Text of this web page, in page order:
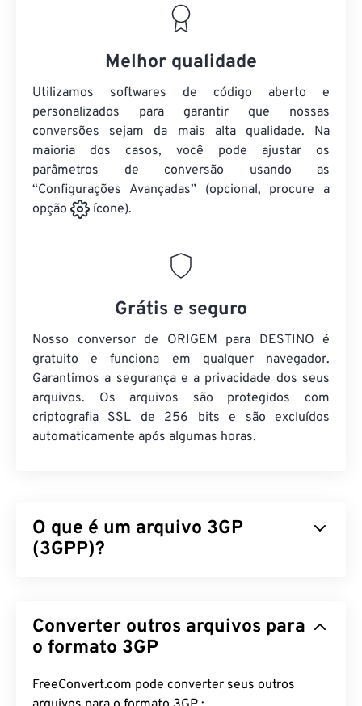
Melhor qualidade
Utilizamos softwares de código aberto e
personalizados para garantir que nossas
conversões sejam da mais alta qualidade. Na
maioria dos casos, você pode ajustar os
parâmetros de conversão usando as
“Configurações Avançadas” (opcional, procure a
opção
ícone).
Grátis e seguro
Nosso conversor de ORIGEM para DESTINO é
gratuito e funciona em qualquer navegador.
Garantimos a segurança e a privacidade dos seus
arquivos. Os arquivos são protegidos com
criptografia SSL de 256 bits e são excluídos
automaticamente após algumas horas.
O que é um arquivo 3GP
(3GPP)?
telecomunicações móveis (UMTS) de terceira
geração (3G), que é um padrão global de sistema
uma tecnologia para dispositivos móveis, o
Converter outros arquivos para
o formato 3GP
FreeConvert.com pode converter seus outros